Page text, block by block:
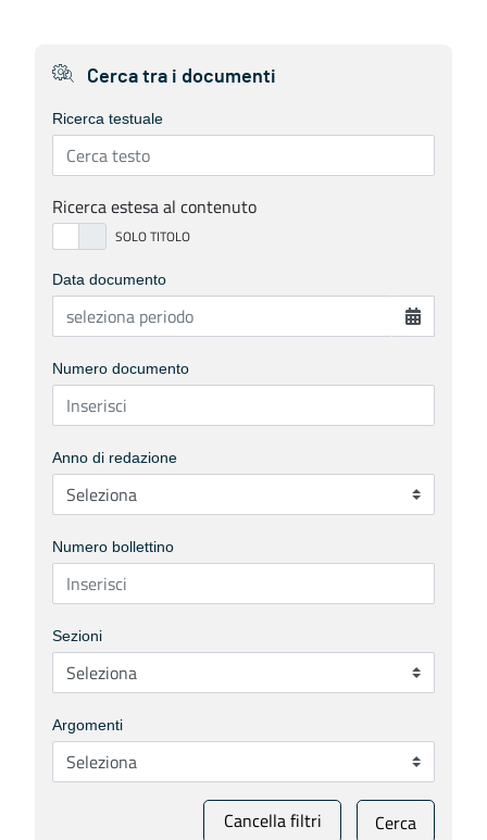
Cerca tra i documenti
Ricerca testuale
Ricerca estesa al contenuto
Data documento
Numero documento
Anno di redazione
Numero bollettino
Sezioni
Argomenti
Cancella filtri Cerca